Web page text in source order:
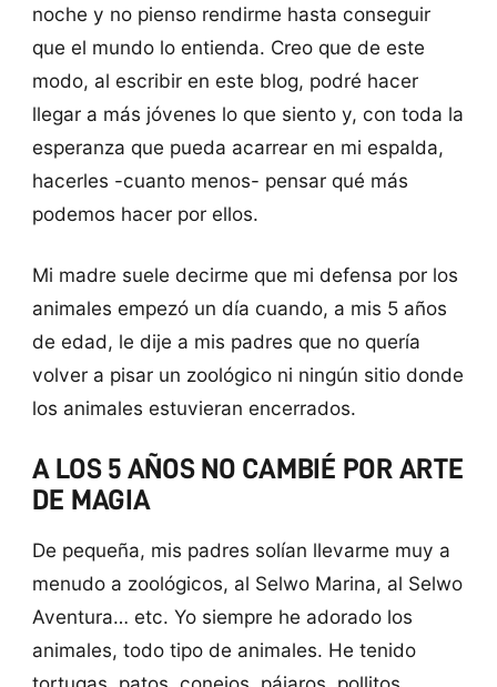
noche y no pienso rendirme hasta conseguir
que el mundo lo entienda. Creo que de este
modo, al escribir en este blog, podré hacer
llegar a más jóvenes lo que siento y, con toda la
esperanza que pueda acarrear en mi espalda,
hacerles -cuanto menos- pensar qué más
podemos hacer por ellos.
Mi madre suele decirme que mi defensa por los
animales empezó un día cuando, a mis 5 años
de edad, le dije a mis padres que no quería
volver a pisar un zoológico ni ningún sitio donde
los animales estuvieran encerrados.
A LOS 5 AÑOS NO CAMBIÉ POR ARTE
DE MAGIA
De pequeña, mis padres solían llevarme muy a
menudo a zoológicos, al Selwo Marina, al Selwo
Aventura… etc. Yo siempre he adorado los
animales, todo tipo de animales. He tenido